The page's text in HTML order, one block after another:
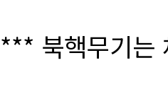
*** 북핵무기는